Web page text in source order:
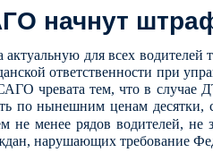
начнут
для всех
ответственности при
чревата тем, что в случае
по нынешним ценам десятки,
не менее рядов водителей,
нарушающих требование